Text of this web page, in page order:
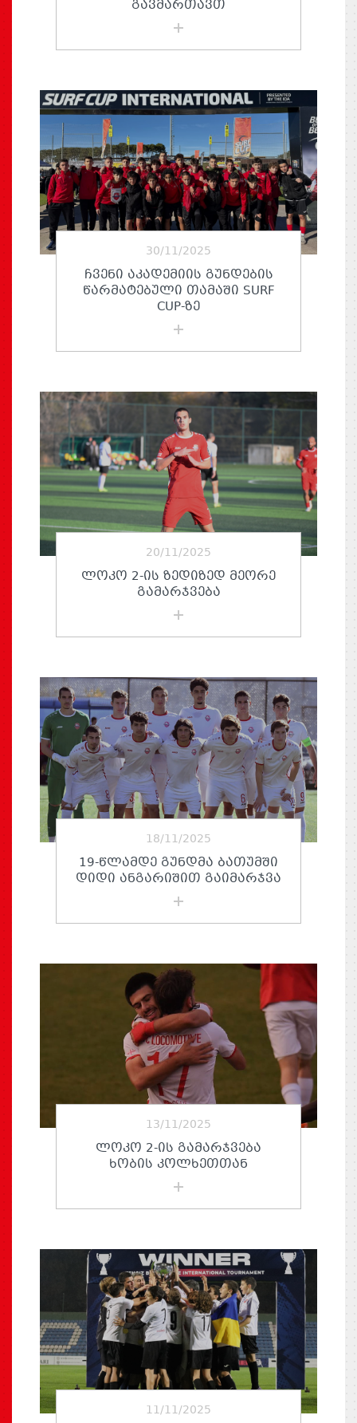
ᲒᲐᲕᲛᲐᲠᲗᲐᲕᲗ
30/11/2025
ᲩᲕᲔᲜᲘ ᲐᲙᲐᲓᲔᲛᲘᲘᲡ ᲒᲣᲜᲓᲔᲑᲘᲡ
ᲬᲐᲠᲛᲐᲢᲔᲑᲣᲚᲘ ᲗᲐᲛᲐᲨᲘ SURF
CUP-ᲖᲔ
20/11/2025
ᲚᲝᲙᲝ 2-ᲘᲡ ᲖᲔᲓᲘᲖᲔᲓ ᲛᲔᲝᲠᲔ
ᲒᲐᲛᲐᲠᲯᲕᲔᲑᲐ
18/11/2025
19-ᲬᲚᲐᲛᲓᲔ ᲒᲣᲜᲓᲛᲐ ᲑᲐᲗᲣᲛᲨᲘ
ᲓᲘᲓᲘ ᲐᲜᲒᲐᲠᲘᲨᲘᲗ ᲒᲐᲘᲛᲐᲠᲯᲕᲐ
13/11/2025
ᲚᲝᲙᲝ 2-ᲘᲡ ᲒᲐᲛᲐᲠᲯᲕᲔᲑᲐ
ᲮᲝᲑᲘᲡ ᲙᲝᲚᲮᲔᲗᲗᲐᲜ
11/11/2025